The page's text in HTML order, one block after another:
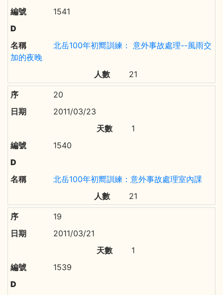
1541
北岳100年初嚮訓練： 意外事故處理--風雨交
加的夜晚
21
20
2011/03/23
1
1540
北岳100年初嚮訓練：意外事故處理室內課
21
19
2011/03/21
1
1539